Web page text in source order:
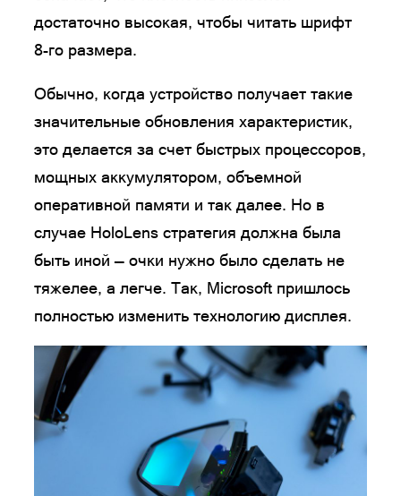
достаточно высокая, чтобы читать шрифт
8-го размера.
Обычно, когда устройство получает такие
значительные обновления характеристик,
это делается за счет быстрых процессоров,
мощных аккумулятором, объемной
оперативной памяти и так далее. Но в
случае HoloLens стратегия должна была
быть иной — очки нужно было сделать не
тяжелее, а легче. Так, Microsoft пришлось
полностью изменить технологию дисплея.